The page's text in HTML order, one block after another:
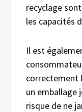
recyclage
les capacités
Il est
correctement
un emballage
risque de ne